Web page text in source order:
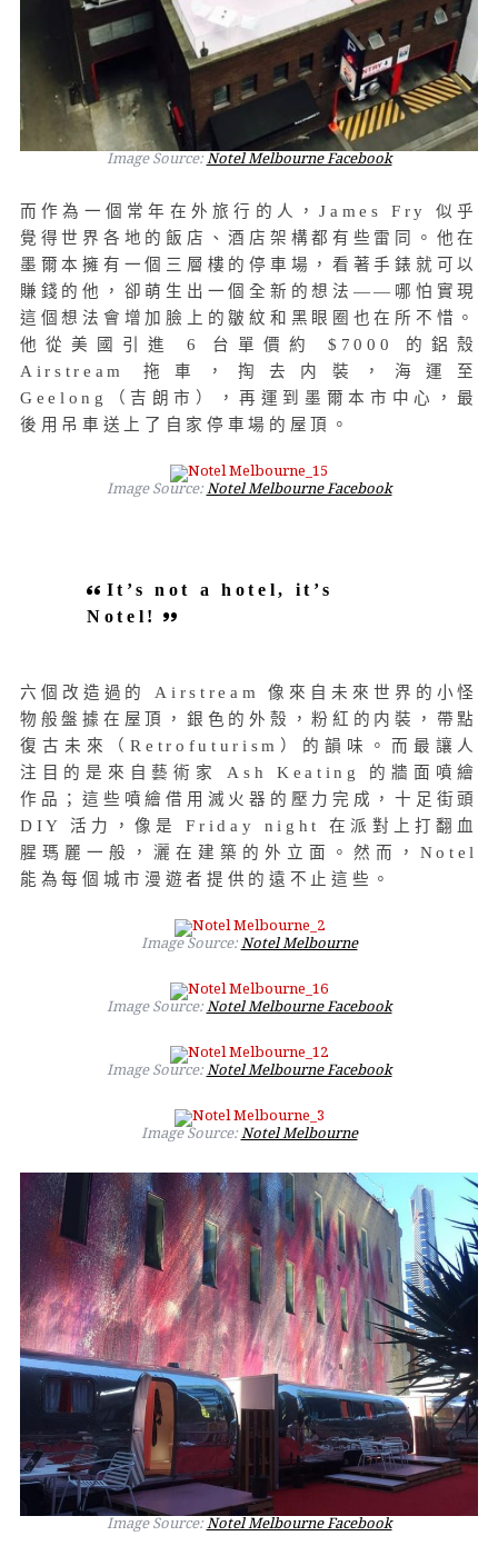
Image Source:Notel Melbourne Facebook
而作為一個常年在外旅行的人，James Fry 似乎
覺得世界各地的飯店、酒店架構都有些雷同。他在
墨爾本擁有一個三層樓的停車場，看著手錶就可以
賺錢的他，卻萌生出一個全新的想法——哪怕實現
這個想法會增加臉上的皺紋和黑眼圈也在所不惜。
他從美國引進 6 台單價約 $7000 的鋁殼
Airstream 拖車，掏去内裝，海運至
Geelong（吉朗市），再運到墨爾本市中心，最
後用吊車送上了自家停車場的屋頂。
Image Source:Notel Melbourne Facebook
It’s not a hotel, it’s
Notel!
六個改造過的 Airstream 像來自未來世界的小怪
物般盤據在屋頂，銀色的外殼，粉紅的内裝，帶點
復古未來（Retrofuturism）的韻味。而最讓人
注目的是來自藝術家 Ash Keating 的牆面噴繪
作品；這些噴繪借用滅火器的壓力完成，十足街頭
DIY 活力，像是 Friday night 在派對上打翻血
腥瑪麗一般，灑在建築的外立面。然而，Notel
能為每個城市漫遊者提供的遠不止這些。
Image Source:Notel Melbourne
Image Source:Notel Melbourne Facebook
Image Source:Notel Melbourne Facebook
Image Source:Notel Melbourne
Image Source:Notel Melbourne Facebook